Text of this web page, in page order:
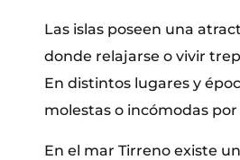
Las islas poseen una
donde relajarse o vivir
En distintos lugares y
molestas o incómodas
En el mar Tirreno existe